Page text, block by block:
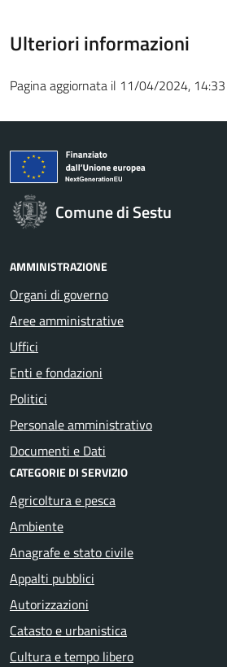
Ulteriori informazioni
Pagina aggiornata il 11/04/2024, 14:33
Comune di Sestu
AMMINISTRAZIONE
Organi di governo
Aree amministrative
Uffici
Enti e fondazioni
Politici
Personale amministrativo
Documenti e Dati
CATEGORIE DI SERVIZIO
Agricoltura e pesca
Ambiente
Anagrafe e stato civile
Appalti pubblici
Autorizzazioni
Catasto e urbanistica
Cultura e tempo libero